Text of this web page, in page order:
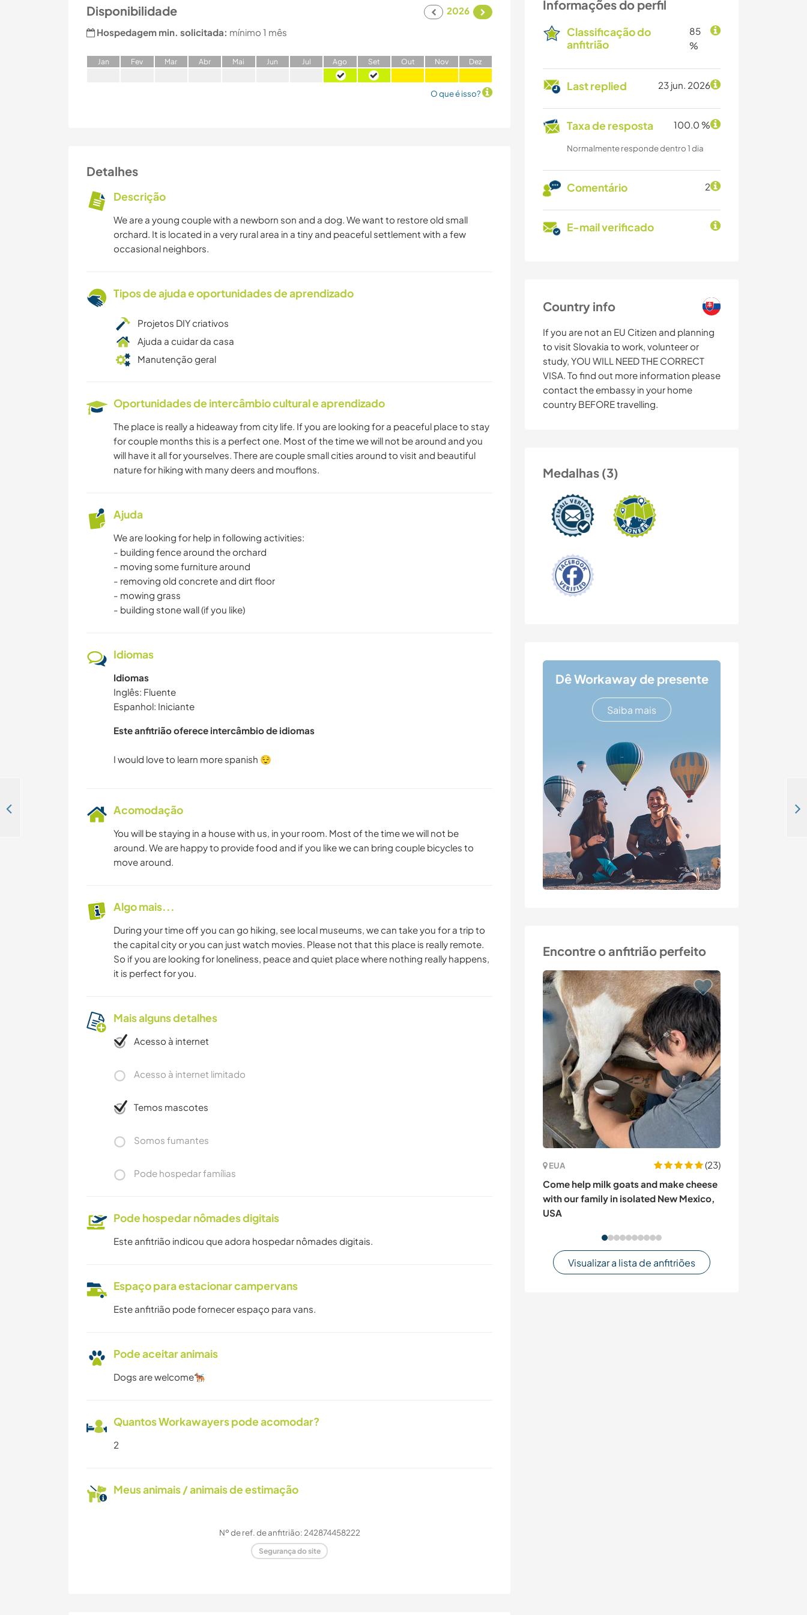
Informações do perfil
Classificação do
anfitrião
85
%
Last replied 23 jun. 2026
Taxa de resposta 100.0 %
Normalmente responde dentro 1 dia
Comentário 2
E-mail verificado
Country info
If you are not an EU Citizen and planning
to visit Slovakia to work, volunteer or
study, YOU WILL NEED THE CORRECT
VISA. To find out more information please
contact the embassy in your home
country BEFORE travelling.
Medalhas (3)
Dê Workaway de presente
Saiba mais
Encontre o anfitrião perfeito
EUA
(23)
Come help milk goats and make cheese
with our family in isolated New Mexico,
USA
Visualizar a lista de anfitriões
Disponibilidade
2026
Hospedagem min. solicitada: mínimo 1 mês
Jan Fev Mar Abr Mai Jun Jul Ago Set Out Nov Dez
O que é isso?
Detalhes
Descrição
We are a young couple with a newborn son and a dog. We want to restore old small
orchard. It is located in a very rural area in a tiny and peaceful settlement with a few
occasional neighbors.
Tipos de ajuda e oportunidades de aprendizado
Projetos DIY criativos
Ajuda a cuidar da casa
Manutenção geral
Oportunidades de intercâmbio cultural e aprendizado
The place is really a hideaway from city life. If you are looking for a peaceful place to stay
for couple months this is a perfect one. Most of the time we will not be around and you
will have it all for yourselves. There are couple small cities around to visit and beautiful
nature for hiking with many deers and mouflons.
Ajuda
We are looking for help in following activities:
- building fence around the orchard
- moving some furniture around
- removing old concrete and dirt floor
- mowing grass
- building stone wall (if you like)
Idiomas
Idiomas
Inglês: Fluente
Espanhol: Iniciante
Este anfitrião oferece intercâmbio de idiomas
Acomodação
You will be staying in a house with us, in your room. Most of the time we will not be
around. We are happy to provide food and if you like we can bring couple bicycles to
move around.
Algo mais...
During your time off you can go hiking, see local museums, we can take you for a trip to
the capital city or you can just watch movies. Please not that this place is really remote.
So if you are looking for loneliness, peace and quiet place where nothing really happens,
it is perfect for you.
Mais alguns detalhes
Acesso à internet
Acesso à internet limitado
Temos mascotes
Somos fumantes
Pode hospedar famílias
Pode hospedar nômades digitais
Este anfitrião indicou que adora hospedar nômades digitais.
Espaço para estacionar campervans
Este anfitrião pode fornecer espaço para vans.
Pode aceitar animais
Dogs are welcome🐕‍🦺
Quantos Workawayers pode acomodar?
2
Meus animais / animais de estimação
Nº de ref. de anfitrião: 242874458222
Segurança do site
Garden near the forrest in Marianka, Slovakia